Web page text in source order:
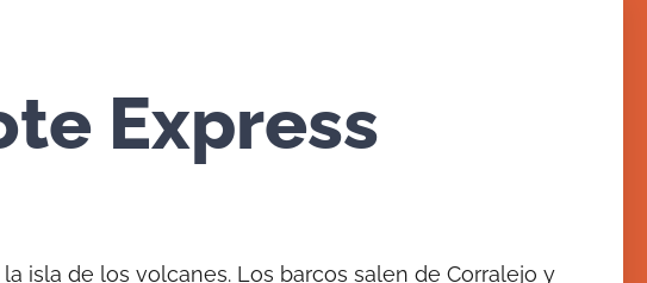
Express
isla de los volcanes. Los barcos salen de Corralejo y